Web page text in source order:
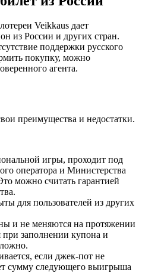
Veikkaus дает
из России и других стран.
поддержки русского
покупку, можно
агента.
преимущества и недостатки.
игры, проходит под
оператора и Министерства
можно считать гарантией
для пользователей из других
и не меняются на протяжении
заполнении купона и
если джек-пот не
сумму следующего выигрыша